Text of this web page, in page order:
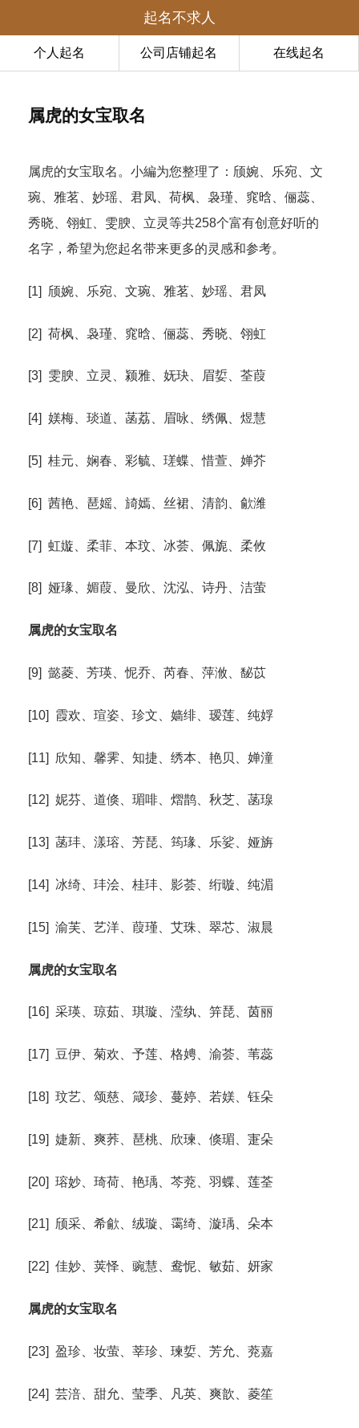
起名不求人
个人起名 公司店铺起名 在线起名
属虎的女宝取名
属虎的女宝取名。小編为您整理了：颀婉、乐宛、文
琬、雅茗、妙瑶、君凤、荷枫、袅瑾、窕晗、俪蕊、
秀晓、翎虹、雯腴、立灵等共258个富有创意好听的
名字，希望为您起名带来更多的灵感和参考。
[1] 颀婉、乐宛、文琬、雅茗、妙瑶、君凤
[2] 荷枫、袅瑾、窕晗、俪蕊、秀晓、翎虹
[3] 雯腴、立灵、颍雅、妩玦、眉娎、荃葭
[4] 媄梅、琰道、菡荔、眉咏、绣佩、煜慧
[5] 桂元、娴春、彩毓、瑳蝶、惜萱、婵芥
[6] 茜艳、琶媱、旑嫣、丝裙、清韵、歈潍
[7] 虹嫙、柔菲、本玟、冰荟、佩旎、柔攸
[8] 娅瑑、媚葭、曼欣、沈泓、诗丹、洁萤
属虎的女宝取名
[9] 懿菱、芳瑛、怩乔、芮春、萍浟、馝苡
[10] 霞欢、瑄姿、珍文、嫱绯、瑷莲、纯娐
[11] 欣知、馨霁、知捷、绣本、艳贝、婵潼
[12] 妮芬、道倏、瑂啡、熠鹊、秋芝、菡瑔
[13] 菡玤、漾瑢、芳琵、筠瑑、乐娑、娅旃
[14] 冰绮、玤浍、桂玤、影荟、绗暶、纯湄
[15] 渝芙、艺洋、葭瑾、艾珠、翠芯、淑晨
属虎的女宝取名
[16] 采瑛、琼茹、琪璇、滢纨、笄琵、茵丽
[17] 豆伊、菊欢、予莲、格娉、渝荟、苇蕊
[18] 玟艺、颂慈、箴珍、蔓婷、若媄、钰朵
[19] 婕新、爽荞、琶桃、欣瑓、倏瑂、寁朵
[20] 瑢妙、琦荷、艳瑀、芩萒、羽蝶、莲荃
[21] 颀采、希歈、绒璇、霭绮、漩瑀、朵本
[22] 佳妙、荚怿、豌慧、鸯怩、敏茹、妍家
属虎的女宝取名
[23] 盈珍、妆萤、莘珍、瑓娎、芳允、萒嘉
[24] 芸涪、甜允、莹季、凡英、爽歆、菱笙